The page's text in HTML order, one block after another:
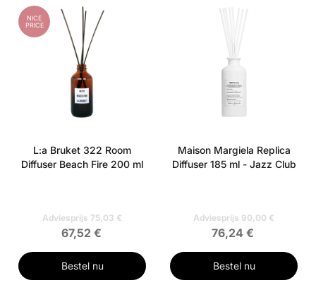
NICE
PRICE
L:a Bruket 322 Room
Diffuser Beach Fire 200 ml
Adviesprijs 75,03 €
67,52 €
Bestel nu
Maison Margiela Replica
Diffuser 185 ml - Jazz Club
Adviesprijs 90,00 €
76,24 €
Bestel nu